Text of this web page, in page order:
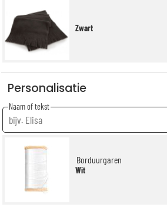
Zwart
Personalisatie
Naam of tekst
Borduurgaren
Wit